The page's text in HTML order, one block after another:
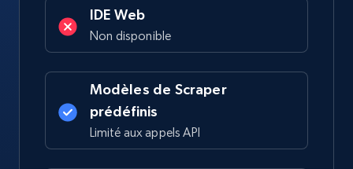
IDE Web
Non disponible
Modèles de Scraper
prédéfinis
Limité aux appels API